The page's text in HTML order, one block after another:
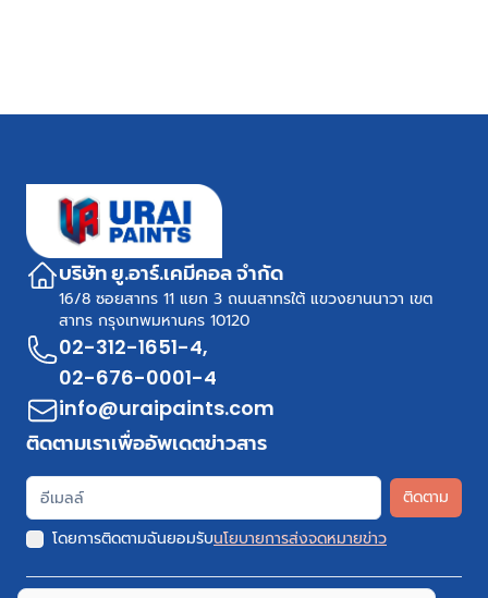
บริษัท ยู.อาร์.เคมีคอล จำกัด
16/8 ซอยสาทร 11 แยก 3 ถนนสาทรใต้ แขวงยานนาวา เขต
สาทร กรุงเทพมหานคร 10120
02-312-1651-4,
02-676-0001-4
info@uraipaints.com
ติดตามเราเพื่ออัพเดตข่าวสาร
ติดตาม
โดยการติดตามฉันยอมรับนโยบายการส่งจดหมายข่าว